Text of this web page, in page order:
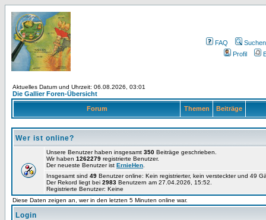
FAQ
Suchen
Profil
Aktuelles Datum und Uhrzeit: 06.08.2026, 03:01
Die Gallier Foren-Übersicht
Forum Themen Beiträge
Wer ist online?
Unsere Benutzer haben insgesamt 350 Beiträge geschrieben.
Wir haben 1262279 registrierte Benutzer.
Der neueste Benutzer ist ErnieHen
Insgesamt sind 49 Benutzer online: Kein registrierter, kein versteckter und 49
Der Rekord liegt bei 2983 Benutzern am 27.04.2026, 15:52.
Registrierte Benutzer: Keine
Diese Daten zeigen an, wer in den letzten 5 Minuten online war.
Login